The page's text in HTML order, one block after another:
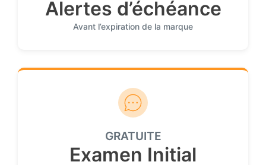
Alertes d’échéance
Avant l’expiration de la marque
GRATUITE
Examen Initial